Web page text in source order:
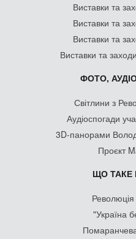
Виставки та
Виставки та
Виставки та
Виставки та
ФОТО,
Світлини з
Аудіоспогади
3D-панорами
Проєкт
ЩО ТАКЕ
Революція
"Україна